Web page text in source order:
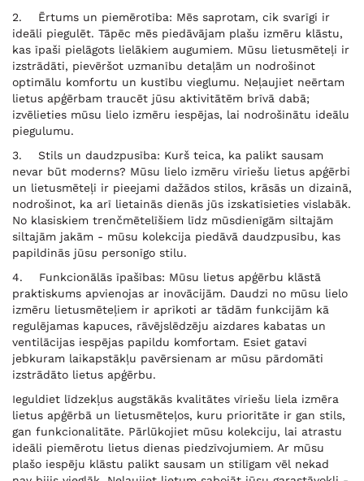
2. Ērtums un piemērotība: Mēs saprotam, cik svarīgi ir
ideāli piegulēt. Tāpēc mēs piedāvājam plašu izmēru klāstu,
kas īpaši pielāgots lielākiem augumiem. Mūsu lietusmēteļi ir
izstrādāti, pievēršot uzmanību detaļām un nodrošinot
optimālu komfortu un kustību vieglumu. Neļaujiet neērtam
lietus apģērbam traucēt jūsu aktivitātēm brīvā dabā;
izvēlieties mūsu lielo izmēru iespējas, lai nodrošinātu ideālu
piegulumu.
3. Stils un daudzpusība: Kurš teica, ka palikt sausam
nevar būt moderns? Mūsu lielo izmēru vīriešu lietus apģērbi
un lietusmēteļi ir pieejami dažādos stilos, krāsās un dizainā,
nodrošinot, ka arī lietainās dienās jūs izskatīsieties vislabāk.
No klasiskiem trenčmētelīšiem līdz mūsdienīgām siltajām
siltajām jakām - mūsu kolekcija piedāvā daudzpusību, kas
papildinās jūsu personīgo stilu.
4. Funkcionālās īpašības: Mūsu lietus apģērbu klāstā
praktiskums apvienojas ar inovācijām. Daudzi no mūsu lielo
izmēru lietusmēteļiem ir aprīkoti ar tādām funkcijām kā
regulējamas kapuces, rāvējslēdzēju aizdares kabatas un
ventilācijas iespējas papildu komfortam. Esiet gatavi
jebkuram laikapstākļu pavērsienam ar mūsu pārdomāti
izstrādāto lietus apģērbu.
Ieguldiet līdzekļus augstākās kvalitātes vīriešu liela izmēra
lietus apģērbā un lietusmēteļos, kuru prioritāte ir gan stils,
gan funkcionalitāte. Pārlūkojiet mūsu kolekciju, lai atrastu
ideāli piemērotu lietus dienas piedzīvojumiem. Ar mūsu
plašo iespēju klāstu palikt sausam un stilīgam vēl nekad